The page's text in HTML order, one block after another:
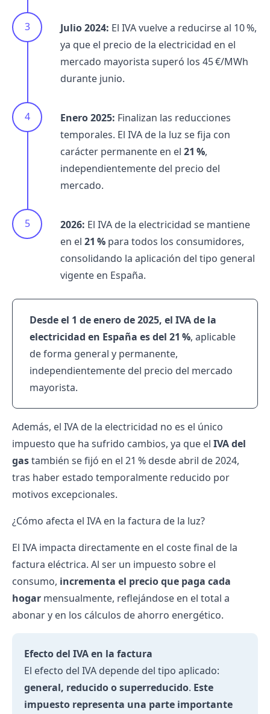
Julio 2024: El IVA vuelve a reducirse al 10 %,
ya que el precio de la electricidad en el
mercado mayorista superó los 45 €/MWh
durante junio.
Enero 2025: Finalizan las reducciones
temporales. El IVA de la luz se fija con
carácter permanente en el 21 %,
independientemente del precio del
mercado.
2026: El IVA de la electricidad se mantiene
en el 21 % para todos los consumidores,
consolidando la aplicación del tipo general
vigente en España.
Desde el 1 de enero de 2025, el IVA de la
electricidad en España es del 21 %, aplicable
de forma general y permanente,
independientemente del precio del mercado
mayorista.
Además, el IVA de la electricidad no es el único
impuesto que ha sufrido cambios, ya que el IVA del
gastambién se fijó en el 21 % desde abril de 2024,
tras haber estado temporalmente reducido por
motivos excepcionales.
¿Cómo afecta el IVA en la factura de la luz?
El IVA impacta directamente en el coste final de la
factura eléctrica. Al ser un impuesto sobre el
consumo, incrementa el precio que paga cada
hogar mensualmente, reflejándose en el total a
abonar y en los cálculos de ahorro energético.
Efecto del IVA en la factura
El efecto del IVA depende del tipo aplicado:
general, reducido o superreducido. Este
impuesto representa una parte importante